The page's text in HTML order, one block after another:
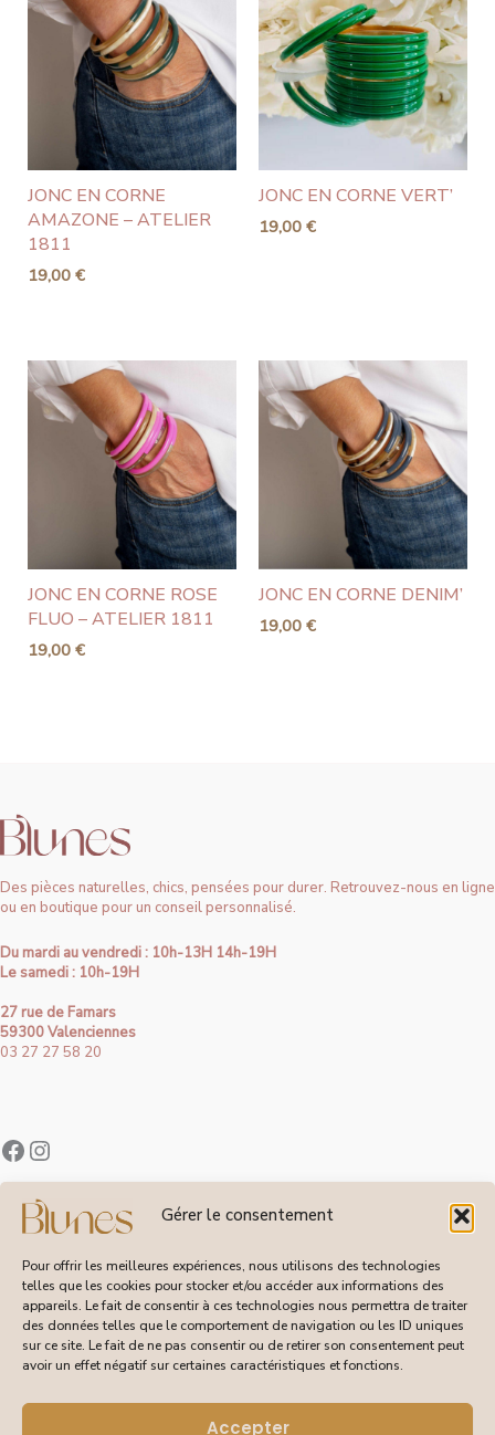
Gérer le consentement
Pour offrir les meilleures expériences, nous utilisons des technologies
telles que les cookies pour stocker et/ou accéder aux informations des
appareils. Le fait de consentir à ces technologies nous permettra de traiter
des données telles que le comportement de navigation ou les ID uniques
sur ce site. Le fait de ne pas consentir ou de retirer son consentement peut
avoir un effet négatif sur certaines caractéristiques et fonctions.
Accepter
JONC EN CORNE
AMAZONE – ATELIER
1811
19,00 €
JONC EN CORNE VERT’
19,00 €
JONC EN CORNE ROSE
FLUO – ATELIER 1811
19,00 €
JONC EN CORNE DENIM’
19,00 €
Des pièces naturelles, chics, pensées pour durer. Retrouvez-nous en ligne
ou en boutique pour un conseil personnalisé.
Du mardi au vendredi : 10h-13H 14h-19H
Le samedi : 10h-19H
27 rue de Famars
59300 Valenciennes
03 27 27 58 20
Contact
À Propos de Blunes
CGV
Livraisons et Retours
Mentions Légales
Politique de Confidentialité